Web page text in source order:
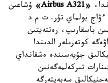
«Airbus A321»
ۇشاعىن
ءۋاج بولماي تۇر. ت م د
باسقارىپ، رەتتەيتىن
كوتەرىلەر الدىندا
جۇيەسىندە ەشقانداي
تىركەلمەگەنىن